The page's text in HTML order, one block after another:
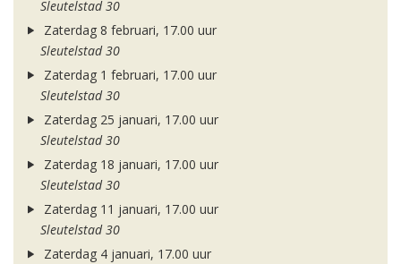
Sleutelstad 30
Zaterdag 8 februari, 17.00 uur
Sleutelstad 30
Zaterdag 1 februari, 17.00 uur
Sleutelstad 30
Zaterdag 25 januari, 17.00 uur
Sleutelstad 30
Zaterdag 18 januari, 17.00 uur
Sleutelstad 30
Zaterdag 11 januari, 17.00 uur
Sleutelstad 30
Zaterdag 4 januari, 17.00 uur